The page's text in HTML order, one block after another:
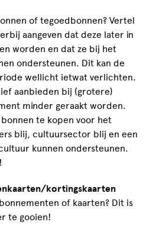
of tegoedbonnen? Vertel
aangeven dat deze later in
worden en dat ze bij het
ondersteunen. Dit kan de
wellicht ietwat verlichten.
aanbieden bij (grotere)
minder geraakt worden.
te kopen voor het
blij, cultuursector blij en een
kunnen ondersteunen.
kortingskaarten
of kaarten? Dit is
te gooien!